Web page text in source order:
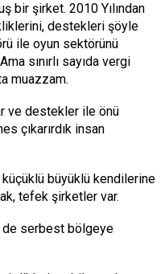
bir şirket. 2010 Yılından
destekleri şöyle
ile oyun sektörünü
sınırlı sayıda vergi
muazzam.
ve destekler ile önü
çıkarırdık insan
küçüklü büyüklü kendilerine
tefek şirketler var.
de serbest bölgeye